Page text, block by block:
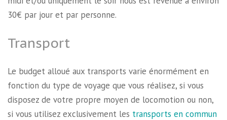
30€ par jour et par personne.
Transport
Le budget alloué aux transports varie énormément en
fonction du type de voyage que vous réalisez, si vous
disposez de votre propre moyen de locomotion ou non,
si vous utilisez exclusivement les transports en commun